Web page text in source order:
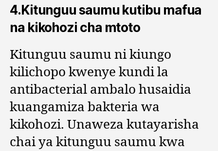
4.Kitunguu saumu kutibu mafua
na kikohozi cha mtoto
Kitunguu saumu ni kiungo
kilichopo kwenye kundi la
antibacterial ambalo husaidia
kuangamiza bakteria wa
kikohozi. Unaweza kutayarisha
chai ya kitunguu saumu kwa